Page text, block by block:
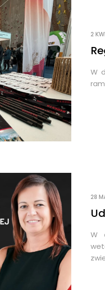
2
W
28
W